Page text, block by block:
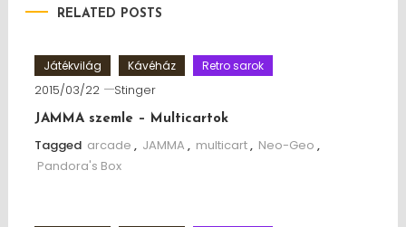
RELATED POSTS
Játékvilág Kávéház Retro sarok
2015/03/22 Stinger
JAMMA szemle – Multicartok
Tagged arcade , JAMMA , multicart, Neo-Geo ,
Pandora's Box